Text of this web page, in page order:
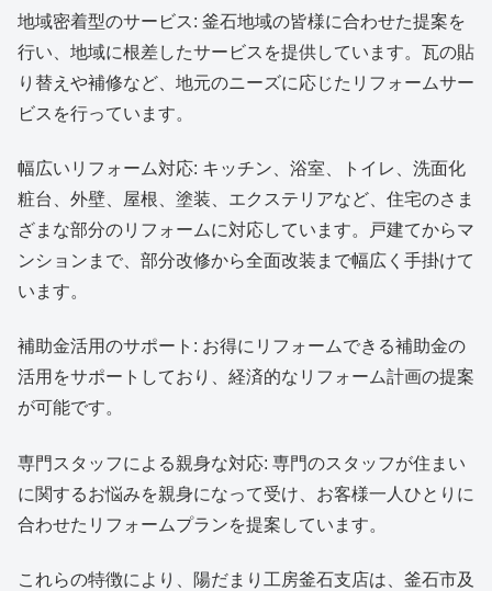
地域密着型のサービス: 釜石地域の皆様に合わせた提案を
行い、地域に根差したサービスを提供しています。瓦の貼
り替えや補修など、地元のニーズに応じたリフォームサー
ビスを行っています。
幅広いリフォーム対応: キッチン、浴室、トイレ、洗面化
粧台、外壁、屋根、塗装、エクステリアなど、住宅のさま
ざまな部分のリフォームに対応しています。戸建てからマ
ンションまで、部分改修から全面改装まで幅広く手掛けて
います。
補助金活用のサポート: お得にリフォームできる補助金の
活用をサポートしており、経済的なリフォーム計画の提案
が可能です。
専門スタッフによる親身な対応: 専門のスタッフが住まい
に関するお悩みを親身になって受け、お客様一人ひとりに
合わせたリフォームプランを提案しています。
これらの特徴により、陽だまり工房釜石支店は、釜石市及